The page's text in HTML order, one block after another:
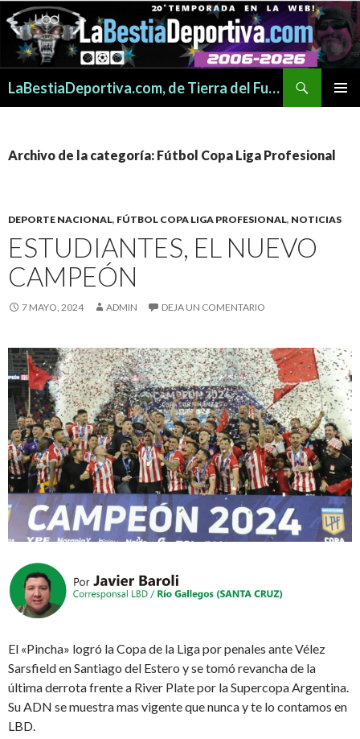
LaBestiaDeportiva.com, de Tierra del Fuego para todo el mundo
Archivo de la categoría: Fútbol Copa Liga Profesional
DEPORTE NACIONAL, FÚTBOL COPA LIGA PROFESIONAL, NOTICIAS
ESTUDIANTES, EL NUEVO
CAMPEÓN
7 MAYO, 2024 ADMIN DEJA UN COMENTARIO
El «Pincha» logró la Copa de la Liga por penales ante Vélez
Sarsfield en Santiago del Estero y se tomó revancha de la
última derrota frente a River Plate por la Supercopa Argentina.
Su ADN se muestra mas vigente que nunca y te lo contamos en
LBD.